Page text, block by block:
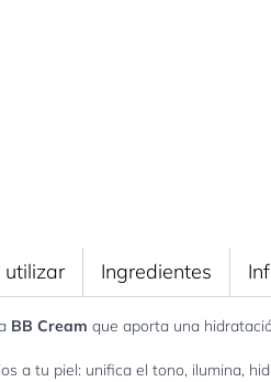
BB Cream que aporta una
a tu piel: unifica el tono, ilumina,
utilizar Ingredientes